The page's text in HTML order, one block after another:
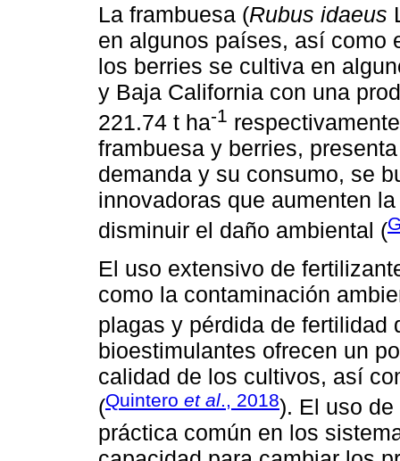
La frambuesa (Rubus idaeus
en algunos países, así como
los berries se cultiva en
y Baja California con una
221.74 t ha-1
frambuesa y berries,
demanda y su consumo, se
innovadoras que aumenten
disminuir el daño ambiental (
El uso extensivo de
como la contaminación
plagas y pérdida de fertilidad
bioestimulantes ofrecen un
calidad de los cultivos, así
(Quintero et al., 2018). El uso
práctica común en los